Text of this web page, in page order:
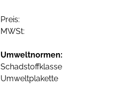
Preis:
MWSt:
Umweltnormen:
Schadstoffklasse
Umweltplakette